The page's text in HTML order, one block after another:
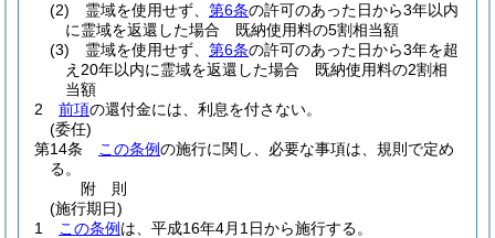
(2)
霊域を使用せず、 第6条の許可のあった日から3年以内
に霊域を返還した場合 既納使用料の5割相当額
(3)
霊域を使用せず、 第6条の許可のあった日から3年を超
え20年以内に霊域を返還した場合 既納使用料の2割相
当額
2
前項の還付金には、利息を付さない。
(委任)
第14条
この条例の施行に関し、必要な事項は、規則で定め
る。
附 則
(施行期日)
1
この条例 は、平成16年4月1日から施行する。